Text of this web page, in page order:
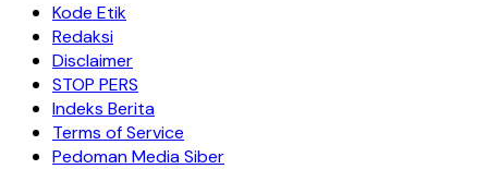
Kode Etik
Redaksi
Disclaimer
STOP PERS
Indeks Berita
Terms of Service
Pedoman Media Siber